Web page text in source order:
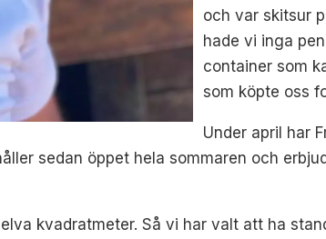
och var skitsur
hade vi inga
container som
som köpte oss
Under april har
sedan öppet hela sommaren och
kvadratmeter. Så vi har valt att ha